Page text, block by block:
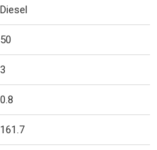
Diesel
50
3
0.8
161.7